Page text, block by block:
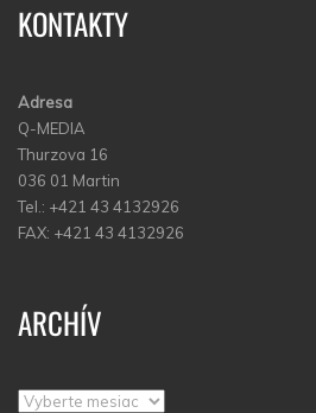
KONTAKTY
Adresa
Q-MEDIA
Thurzova 16
036 01 Martin
Tel.: +421 43 4132926
FAX: +421 43 4132926
ARCHÍV
Archív